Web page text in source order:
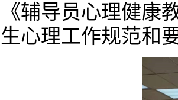
《辅导员心理健康
生心理工作规范和要